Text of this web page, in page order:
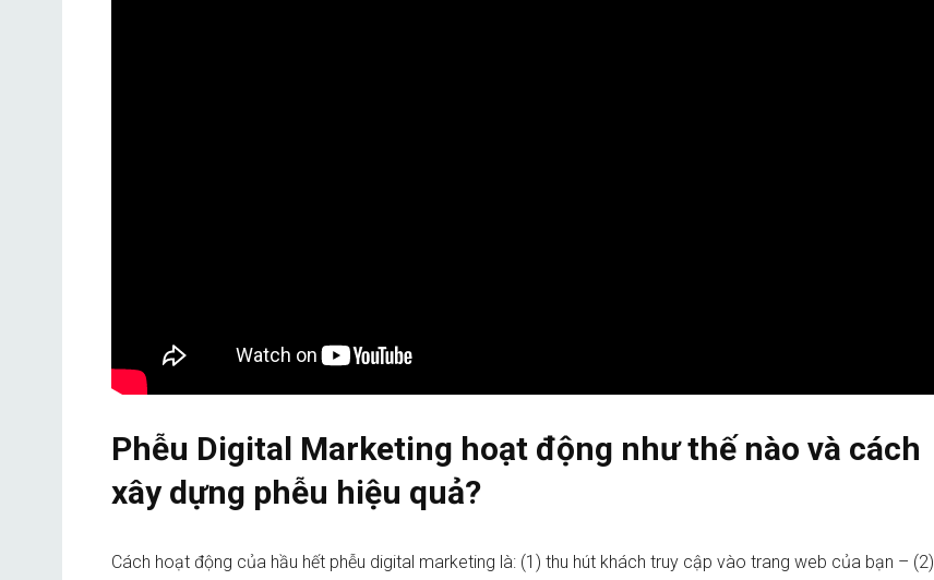
Phễu Digital Marketing hoạt động như thế nào và cách
xây dựng phễu hiệu quả?
Cách hoạt động của hầu hết phễu digital marketing là: (1) thu hút khách truy cập vào trang web của bạn – (2)